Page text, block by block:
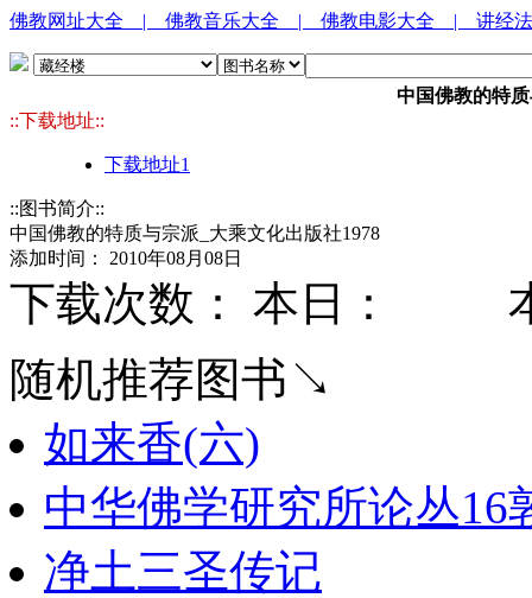
佛教网址大全 | 佛教音乐大全 | 佛教电影大全 | 讲经
中国佛教的特
::下载地址::
下载地址1
::图书简介::
中国佛教的特质与宗派_大乘文化出版社1978
添加时间： 2010年08月08日
下载次数： 本日：
本
随机推荐图书↘
如来香(六)
中华佛学研究所论丛16
净土三圣传记